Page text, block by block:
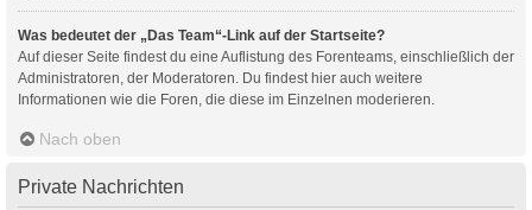
Was bedeutet der „Das Team“-Link auf der Startseite?
Auf dieser Seite findest du eine Auflistung des Forenteams, einschließlich der
Administratoren, der Moderatoren. Du findest hier auch weitere
Informationen wie die Foren, die diese im Einzelnen moderieren.
Nach oben
Private Nachrichten